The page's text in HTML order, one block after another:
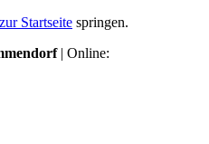
zur Startseite springen.
| Online: